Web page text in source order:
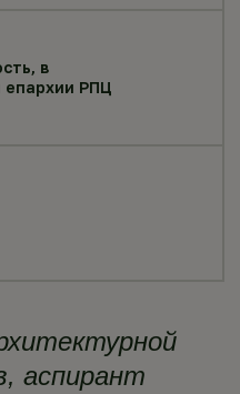
в
епархии РПЦ
аспирант